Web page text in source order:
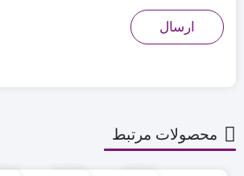
محصولات مرتبط